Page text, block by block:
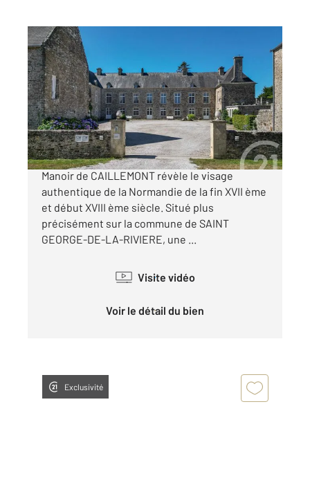
BARNEVILLE CARTERET 50
746,77 m2
Ref : 1830
Maison à vendre
1 650 000 €
Sur le secteur privilégié de la Côte des Isles, le
Manoir de CAILLEMONT révèle le visage
authentique de la Normandie de la fin XVII ème
et début XVIII ème siècle. Situé plus
précisément sur la commune de SAINT
GEORGE-DE-LA-RIVIERE, une ...
Visite vidéo
Voir le détail du bien
Exclusivité